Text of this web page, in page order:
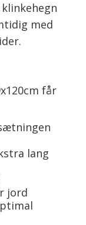
med
får
lang
jord